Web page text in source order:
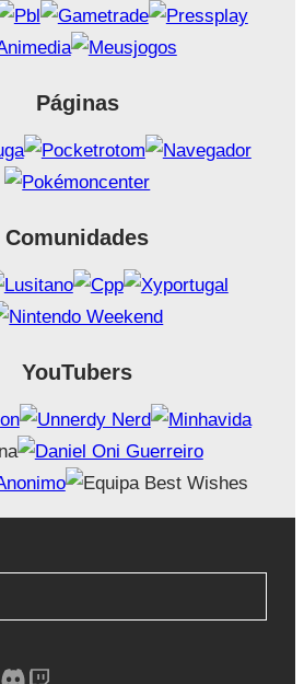
Páginas
Comunidades
YouTubers
Discord Twitch